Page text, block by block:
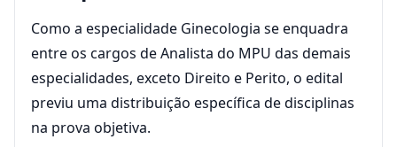
Como a especialidade Ginecologia se enquadra
entre os cargos de Analista do MPU das demais
especialidades, exceto Direito e Perito, o edital
previu uma distribuição específica de disciplinas
na prova objetiva.